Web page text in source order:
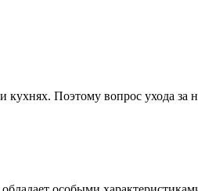
Поэтому вопрос ухода за